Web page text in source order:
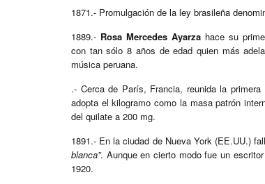
1871.- Promulgación de la ley brasileña
1889.- Rosa Mercedes Ayarza hace su
con tan sólo 8 años de edad quien más
música peruana.
.- Cerca de París, Francia, reunida la
adopta el kilogramo como la masa patrón
del quilate a 200 mg.
1891.- En la ciudad de Nueva York (EE.UU.)
blanca”. Aunque en cierto modo fue un
1920.